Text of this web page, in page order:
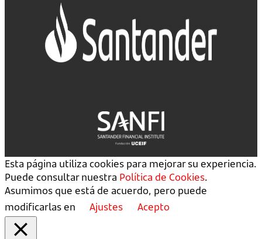
Esta página utiliza cookies para mejorar su experiencia.
Puede consultar nuestra Política de Cookies.
Asumimos que está de acuerdo, pero puede
modificarlas en
Ajustes Acepto